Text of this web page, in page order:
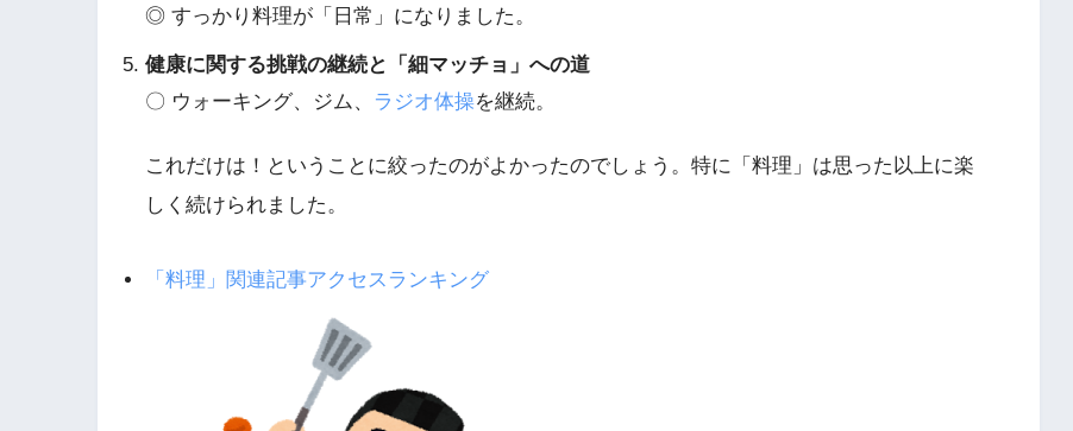
◎ すっかり料理が「日常」になりました。
健康に関する挑戦の継続と「細マッチョ」への道
〇 ウォーキング、ジム、
ラジオ体操を継続。
これだけは！ということに絞ったのがよかったのでしょう。特に「料理」は思った以上に楽
しく続けられました。
「料理」関連記事アクセスランキング